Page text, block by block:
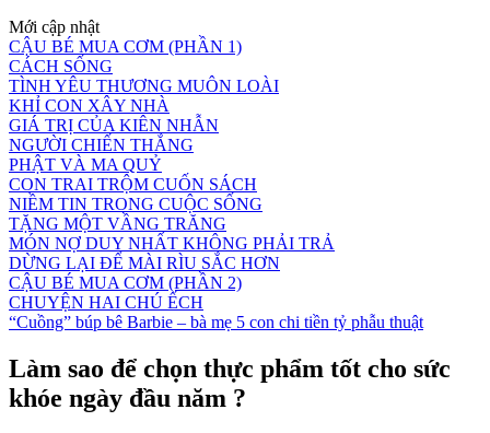
Mới cập nhật
CẬU BÉ MUA CƠM (PHẦN 1)
CÁCH SỐNG
TÌNH YÊU THƯƠNG MUÔN LOÀI
KHỈ CON XÂY NHÀ
GIÁ TRỊ CỦA KIÊN NHẪN
NGƯỜI CHIẾN THẮNG
PHẬT VÀ MA QUỶ
CON TRAI TRỘM CUỐN SÁCH
NIỀM TIN TRONG CUỘC SỐNG
TẶNG MỘT VẦNG TRĂNG
MÓN NỢ DUY NHẤT KHÔNG PHẢI TRẢ
DỪNG LẠI ĐỂ MÀI RÌU SẮC HƠN
CẬU BÉ MUA CƠM (PHẦN 2)
CHUYỆN HAI CHÚ ẾCH
“Cuồng” búp bê Barbie – bà mẹ 5 con chi tiền tỷ phẫu thuật
Làm sao để chọn thực phẩm tốt cho sức
khóe ngày đầu năm ?